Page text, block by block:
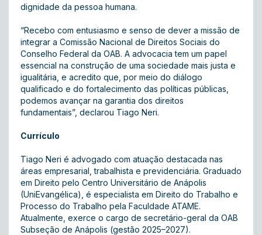
dignidade da pessoa humana.
“Recebo com entusiasmo e senso de dever a missão de
integrar a Comissão Nacional de Direitos Sociais do
Conselho Federal da OAB. A advocacia tem um papel
essencial na construção de uma sociedade mais justa e
igualitária, e acredito que, por meio do diálogo
qualificado e do fortalecimento das políticas públicas,
podemos avançar na garantia dos direitos
fundamentais”, declarou Tiago Neri.
Currículo
Tiago Neri é advogado com atuação destacada nas
áreas empresarial, trabalhista e previdenciária. Graduado
em Direito pelo Centro Universitário de Anápolis
(UniEvangélica), é especialista em Direito do Trabalho e
Processo do Trabalho pela Faculdade ATAME.
Atualmente, exerce o cargo de secretário-geral da OAB
Subseção de Anápolis (gestão 2025–2027).